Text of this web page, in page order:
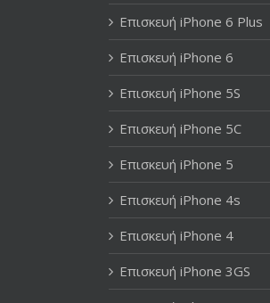
Επισκευή iPhone 6 Plus
Επισκευή iPhone 6
Επισκευή iPhone 5S
Επισκευή iPhone 5C
Επισκευή iPhone 5
Επισκευή iPhone 4s
Επισκευή iPhone 4
Επισκευή iPhone 3GS